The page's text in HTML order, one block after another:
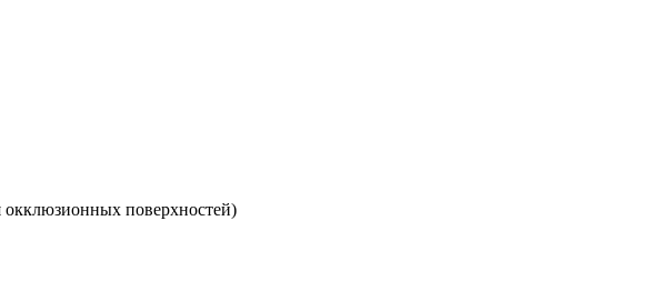
окклюзионных поверхностей)